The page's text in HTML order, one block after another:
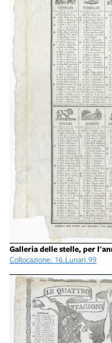
Galleria delle stelle, per
Collocazione: 16.Lunari.99